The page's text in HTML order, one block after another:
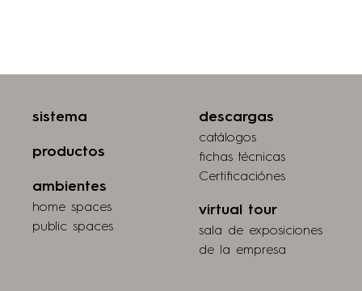
sistema
productos
ambientes
home spaces
public spaces
descargas
catálogos
fichas técnicas
Certificaciónes
virtual tour
sala de exposiciones
de la empresa